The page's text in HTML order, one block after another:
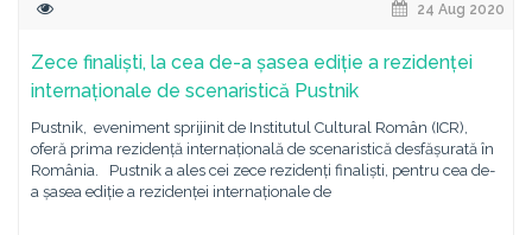
24 Aug 2020
Zece finaliști, la cea de-a șasea ediție a rezidenței
internaționale de scenaristică Pustnik
Pustnik, eveniment sprijinit de Institutul Cultural Român (ICR),
oferă prima rezidență internațională de scenaristică desfășurată în
România. Pustnik a ales cei zece rezidenți finaliști, pentru cea de-
a șasea ediție a rezidenței internaționale de